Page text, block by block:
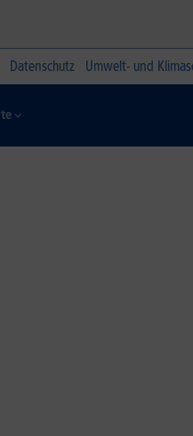
Datenschutz Umwelt- und